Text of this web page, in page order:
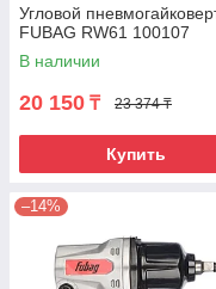
Угловой
FUBAG RW61 100107
В наличии
20 150 ₸ 23 374 ₸
Купить
–14%